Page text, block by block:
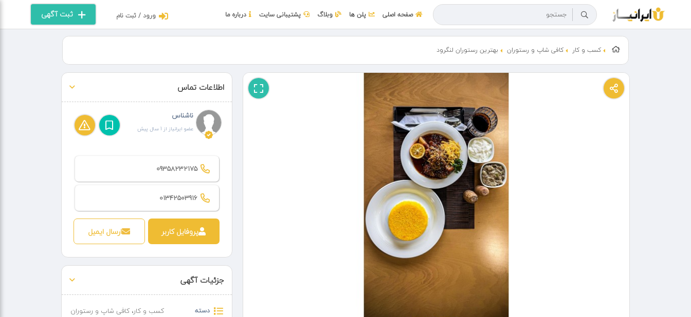
ثبت آگهی ورود / ثبت نام صفحه اصلی پلن ها وبلاگ پشتیبانی سایت درباره ما
کسب و کار کافی شاپ و رستوران بهترین رستوران لنگرود
اطلاعات تماس
ناشناس
عضو ایرانیاز از 1 سال پیش
09358232175
01342503916
پروفایل کاربر ارسال ایمیل
جزئیات آگهی
دسته کسب و کار،کافی شاپ و رستوران